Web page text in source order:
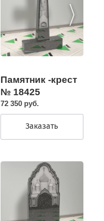
Памятник -крест
№ 18425
72 350 руб.
Заказать